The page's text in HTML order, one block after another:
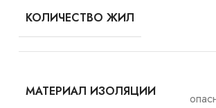
КОЛИЧЕСТВО ЖИЛ
МАТЕРИАЛ ИЗОЛЯЦИИ